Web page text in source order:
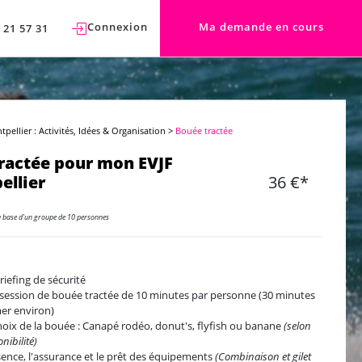
57 31 Connexion Ma demande en cours
: Activités, Idées & Organisation > Bouée tractée
pour mon EVJF
36 €*
d'un groupe de 10 personnes
de sécurité
de bouée tractée de 10 minutes par personne (30 minutes
environ)
de la bouée : Canapé rodéo, donut's, flyfish ou banane(selon
l'assurance et le prêt des équipements(Combinaison et gilet